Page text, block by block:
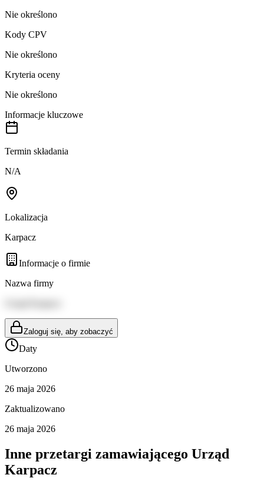
Nie określono
Kody CPV
Nie określono
Kryteria oceny
Nie określono
Informacje kluczowe
Termin składania
N/A
Lokalizacja
Karpacz
Informacje o firmie
Nazwa firmy
Zaloguj się, aby zobaczyć
Daty
Utworzono
26 maja 2026
Zaktualizowano
26 maja 2026
Inne przetargi zamawiającego Urząd
Karpacz